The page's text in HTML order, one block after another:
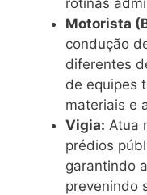
Motorista
condução
diferentes
de equipes
materiais e
Vigia: Atua
prédios
garantindo
prevenindo